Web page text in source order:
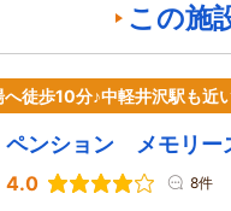
この施
徒歩10分♪中軽井沢駅も近
ペンション メモリー
4.0 8件